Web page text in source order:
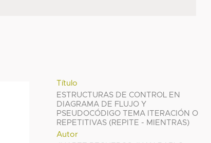
Título
ESTRUCTURAS DE CONTROL EN
DIAGRAMA DE FLUJO Y
PSEUDOCÓDIGO TEMA ITERACIÓN O
REPETITIVAS (REPITE - MIENTRAS)
Autor